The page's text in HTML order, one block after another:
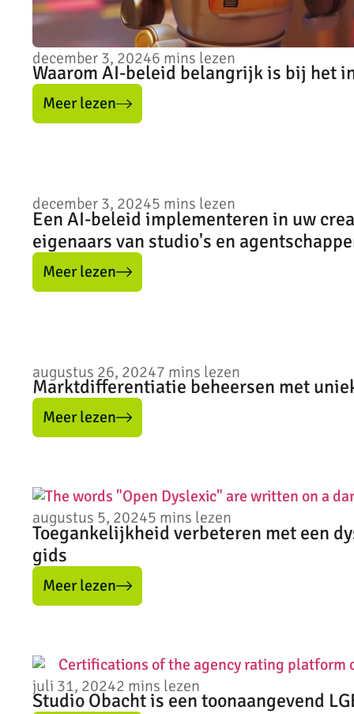
december 3, 20246 mins lezen
Waarom AI-beleid belangrijk is bij het
Meer lezen
december 3, 20245 mins lezen
Een AI-beleid implementeren in uw
eigenaars van studio's en
Meer lezen
augustus 26, 20247 mins lezen
Marktdifferentiatie beheersen met
Meer lezen
augustus 5, 20245 mins lezen
Toegankelijkheid verbeteren met een
gids
Meer lezen
juli 31, 20242 mins lezen
Studio Obacht is een toonaangevend